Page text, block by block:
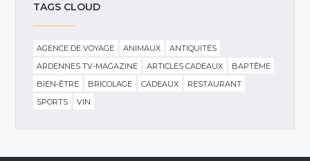
TAGS CLOUD
AGENCE DE VOYAGE ANIMAUX
ANTIQUITÉS
ARDENNES TV-MAGAZINE
ARTICLES CADEAUX
BAPTÊME
BIEN-ÊTRE
BRICOLAGE CADEAUX
RESTAURANT
SPORTS
VIN